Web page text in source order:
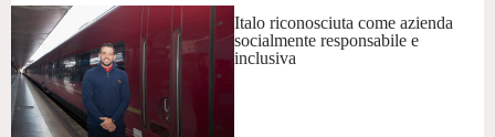
Italo riconosciuta come azienda
socialmente responsabile e
inclusiva